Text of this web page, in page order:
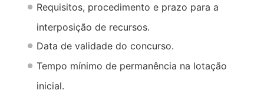
Requisitos, procedimento e prazo para a
interposição de recursos.
Data de validade do concurso.
Tempo mínimo de permanência na lotação
inicial.